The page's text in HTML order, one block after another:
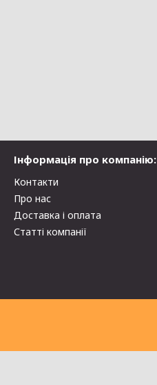
Інформація про компанію:
Контакти
Про нас
Доставка і оплата
Статті компанії